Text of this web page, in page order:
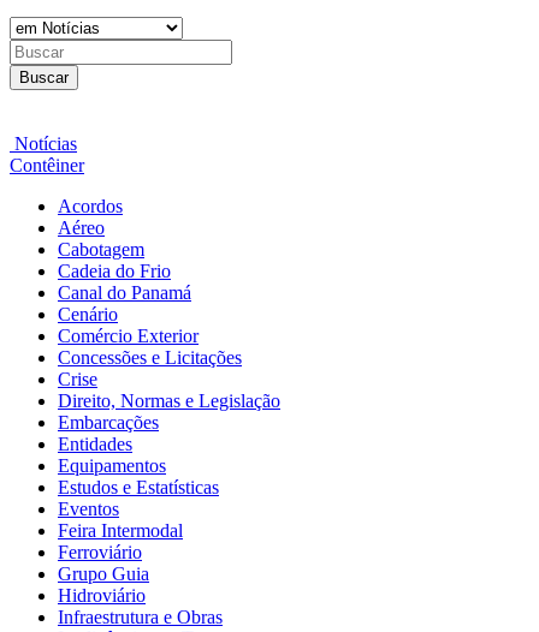
Buscar
Notícias
Contêiner
Acordos
Aéreo
Cabotagem
Cadeia do Frio
Canal do Panamá
Cenário
Comércio Exterior
Concessões e Licitações
Crise
Direito, Normas e Legislação
Embarcações
Entidades
Equipamentos
Estudos e Estatísticas
Eventos
Feira Intermodal
Ferroviário
Grupo Guia
Hidroviário
Infraestrutura e Obras